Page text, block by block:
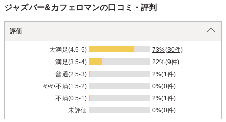
ジャズバー&カフェロマンの口コミ・評判
評価
大満足(4.5-5)
73%(30件)
満足(3.5-4)
22%(9件)
普通(2.5-3)
2%(1件)
やや不満(1.5-2)
0%(0件)
不満(0.5-1)
2%(1件)
未評価
0%(0件)